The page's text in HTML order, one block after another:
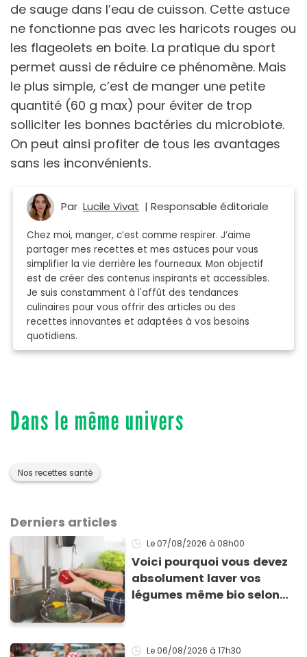
de sauge dans l’eau de cuisson. Cette astuce
ne fonctionne pas avec les haricots rouges ou
les flageolets en boite. La pratique du sport
permet aussi de réduire ce phénomène. Mais
le plus simple, c’est de manger une petite
quantité (60 g max) pour éviter de trop
solliciter les bonnes bactéries du microbiote.
On peut ainsi profiter de tous les avantages
sans les inconvénients.
Par Lucile Vivat | Responsable éditoriale
Chez moi, manger, c’est comme respirer. J’aime
partager mes recettes et mes astuces pour vous
simplifier la vie derrière les fourneaux. Mon objectif
est de créer des contenus inspirants et accessibles.
Je suis constamment à l'affût des tendances
culinaires pour vous offrir des articles ou des
recettes innovantes et adaptées à vos besoins
quotidiens.
Dans le même univers
Nos recettes santé
Derniers articles
Le 07/08/2026 à 08h00
Voici pourquoi vous devez
absolument laver vos
légumes même bio selon
Le 06/08/2026 à 17h30